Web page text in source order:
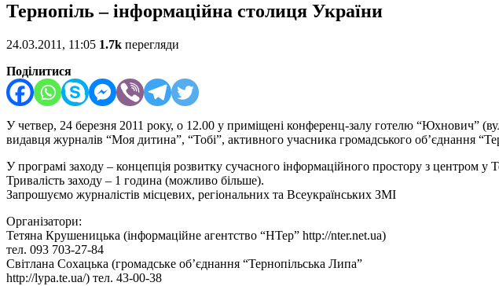
Тернопіль – інформаційна столиця України
24.03.2011, 11:05 1.7k перегляди
Поділитися
У четвер, 24 березня 2011 року, о 12.00 у приміщені конференц-залу готелю “Юхнович”
видавця журналів “Моя дитина”, “Тобі”, активного учасника громадського об’єднання
У програмі заходу – концепція розвитку сучасного інформаційного простору з центром у
Тривалість заходу – 1 година (можливо більше).
Запрошуємо журналістів місцевих, регіональних та Всеукраїнських ЗМІ
Організатори:
Тетяна Крушеницька (інформаційне агентство “НТер” http://nter.net.ua)
тел. 093 703-27-84
Світлана Сохацька (громадське об’єднання “Тернопільська Липа”
http://lypa.te.ua/) тел. 43-00-38